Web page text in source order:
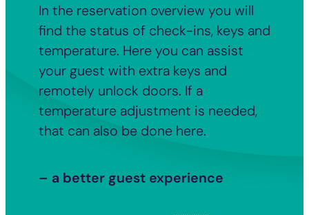
In the reservation overview you will
find the status of check-ins, keys and
temperature. Here you can assist
your guest with extra keys and
remotely unlock doors. If a
temperature adjustment is needed,
that can also be done here.
– a better guest experience